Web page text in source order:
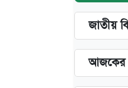
জাতীয়
আজকের